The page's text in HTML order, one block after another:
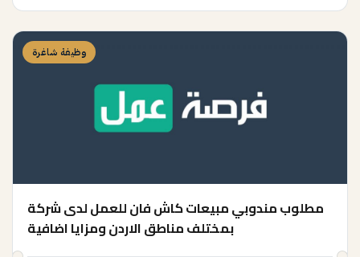
وظيفة شاغرة
مطلوب مندوبي مبيعات كاش فان للعمل لدى شركة
بمختلف مناطق الاردن ومزايا اضافية